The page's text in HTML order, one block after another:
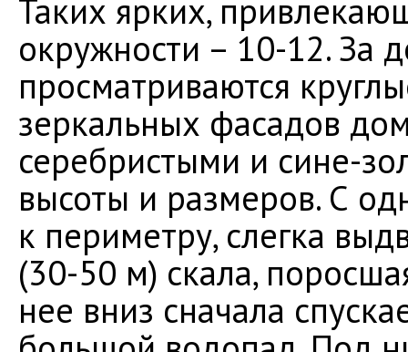
Таких ярких,
окружности – 10-12. За
просматриваются
зеркальных фасадов
серебристыми и сине-
высоты и размеров. С
к периметру, слегка
(30-50 м) скала,
нее вниз сначала